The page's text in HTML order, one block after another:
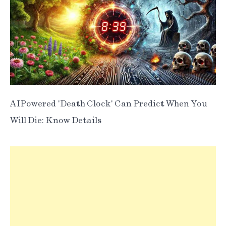
AI-Powered 'Death Clock' Can Predict When You
Will Die: Know Details